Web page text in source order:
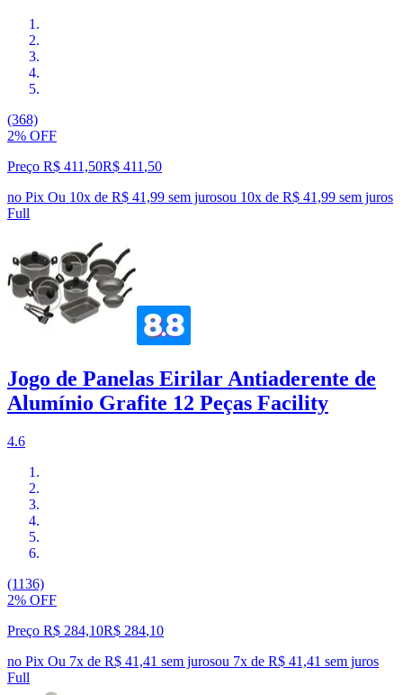
(368)
2% OFF
Preço R$ 411,50R$ 411 ,50
no Pix Ou 10x de R$ 41,99 sem jurosou 10x de R$ 41,99 sem juros
Full
Jogo de Panelas Eirilar Antiaderente de
Alumínio Grafite 12 Peças Facility
4.6
(1136)
2% OFF
Preço R$ 284,10R$ 284,10
no Pix Ou 7x de R$ 41,41 sem jurosou 7x de R$ 41,41 sem juros
Full